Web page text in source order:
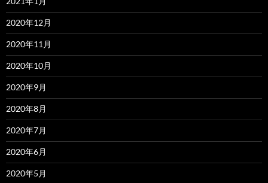
2020年12月
2020年11月
2020年10月
2020年9月
2020年8月
2020年7月
2020年6月
2020年5月